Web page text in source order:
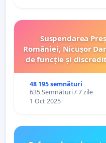
Suspendarea
României, Nicușor
de funcție și
48 195 semnături
635 Semnături / 7 zile
1 Oct 2025